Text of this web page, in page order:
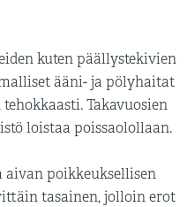
kuten päällystekivien
ääni- ja pölyhaitat
Takavuosien
loistaa poissaolollaan.
poikkeuksellisen
tasainen, jolloin erot